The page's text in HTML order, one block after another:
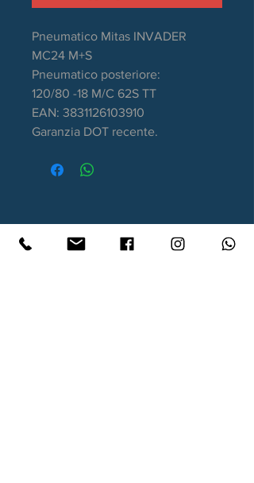
Pneumatico Mitas INVADER
MC24 M+S
Pneumatico posteriore:
120/80 -18 M/C 62S TT
EAN: 3831126103910
Garanzia DOT recente.